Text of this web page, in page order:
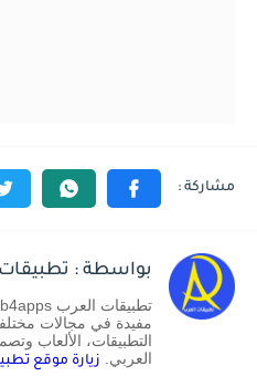
بواسطة :
مفيدة في مجالات
التطبيقات، الألعاب
العربي.
زيارة موقع